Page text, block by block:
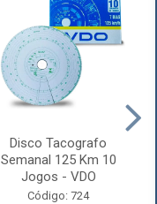
Disco Tacografo
Semanal 125 Km 10
Jogos - VDO
Código: 724